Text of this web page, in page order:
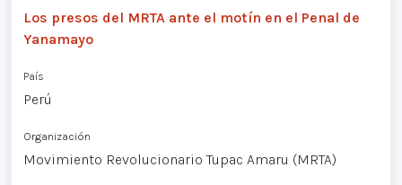
Los presos del MRTA ante el motín en el Penal de
Yanamayo
País
Perú
Organización
Movimiento Revolucionario Tupac Amaru (MRTA)